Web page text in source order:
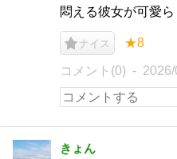
悶える彼女が可愛ら
ナイス ★8
コメント(0)
きょん